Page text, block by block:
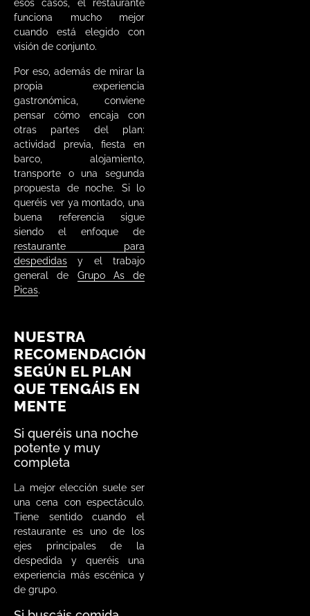
esos casos, el restaurante
funciona mucho mejor
cuando está elegido con
visión de conjunto.
Por eso, además de mirar la
propia experiencia
gastronómica, conviene
pensar cómo encaja con
otras partes del plan:
actividad previa, fiesta en
barco, alojamiento,
transporte o una segunda
propuesta de noche. Si lo
queréis ver ya montado, una
buena referencia sigue
siendo el enfoque de
restaurante para
despedidas y el trabajo
general de Grupo As de
Picas.
NUESTRA
RECOMENDACIÓN
SEGÚN EL PLAN
QUE TENGÁIS EN
MENTE
Si queréis una noche
potente y muy
completa
La mejor elección suele ser
una cena con espectáculo.
Tiene sentido cuando el
restaurante es uno de los
ejes principales de la
despedida y queréis una
experiencia más escénica y
de grupo.